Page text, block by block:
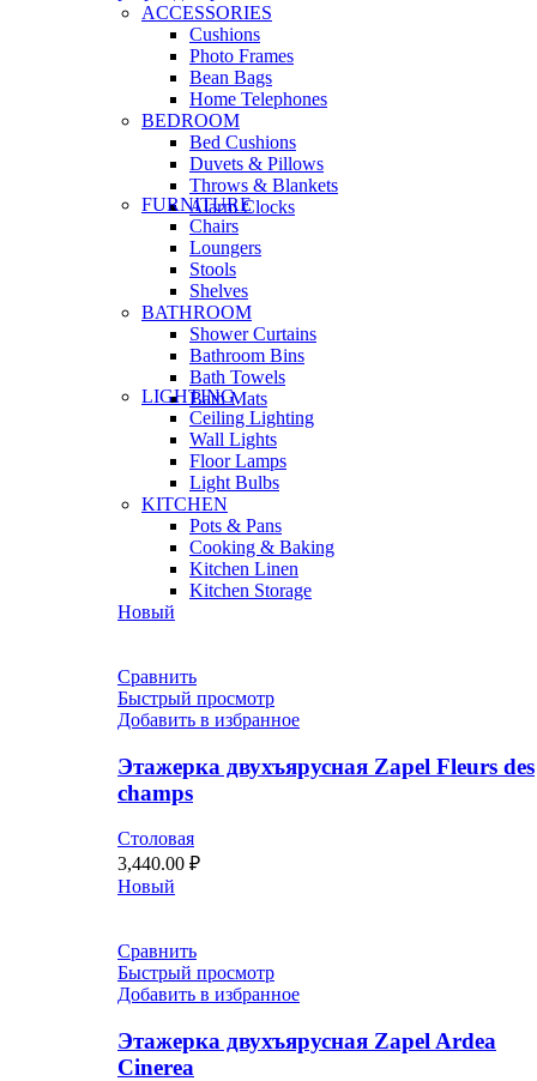
ACCESSORIES
Cushions
Photo Frames
Bean Bags
Home Telephones
BEDROOM
Bed Cushions
Duvets & Pillows
Throws & Blankets
Alarm Clocks
FURNITURE
Chairs
Loungers
Stools
Shelves
BATHROOM
Shower Curtains
Bathroom Bins
Bath Towels
Bath Mats
LIGHTING
Ceiling Lighting
Wall Lights
Floor Lamps
Light Bulbs
KITCHEN
Pots & Pans
Cooking & Baking
Kitchen Linen
Kitchen Storage
Новый
Сравнить
Быстрый просмотр
Добавить в избранное
Этажерка двухъярусная Zapel Fleurs des
champs
Столовая
3,440.00 ₽
Новый
Сравнить
Быстрый просмотр
Добавить в избранное
Этажерка двухъярусная Zapel Ardea
Cinerea